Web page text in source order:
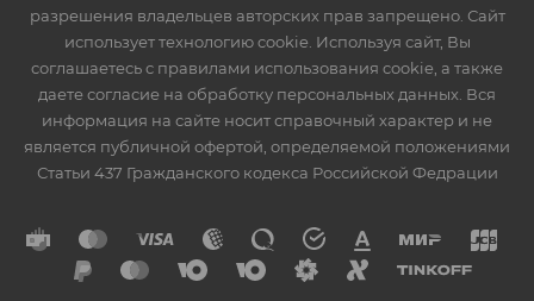
разрешения владельцев авторских прав запрещено. Сайт
использует технологию cookie. Используя сайт, Вы
соглашаетесь с правилами использования cookie, а также
даете согласие на обработку персональных данных. Вся
информация на сайте носит справочный характер и не
является публичной офертой, определяемой положениями
Статьи 437 Гражданского кодекса Российской Федрации